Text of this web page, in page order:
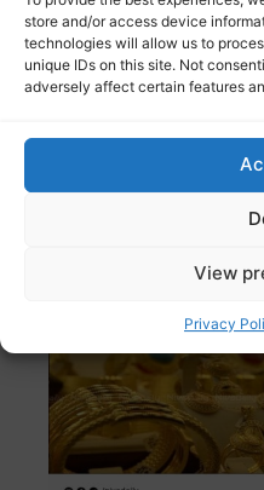
store and/or access device
technologies will allow us to
unique IDs on this site. Not
adversely affect certain features
View
Privacy
ബെംഗളൂരു : ബിഹാർ
Read more
സ്വര്ണവിലയിൽ